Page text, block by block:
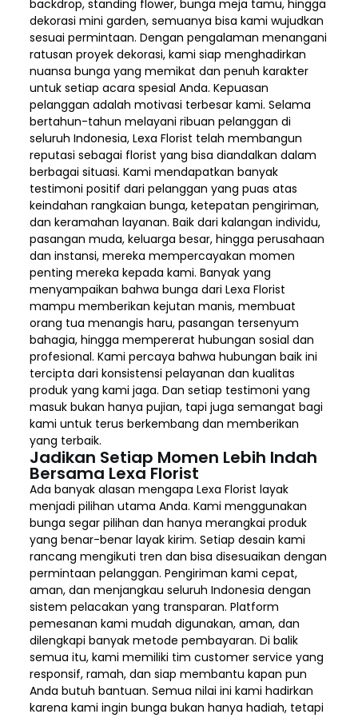
backdrop, standing flower, bunga meja tamu, hingga
dekorasi mini garden, semuanya bisa kami wujudkan
sesuai permintaan. Dengan pengalaman menangani
ratusan proyek dekorasi, kami siap menghadirkan
nuansa bunga yang memikat dan penuh karakter
untuk setiap acara spesial Anda. Kepuasan
pelanggan adalah motivasi terbesar kami. Selama
bertahun-tahun melayani ribuan pelanggan di
seluruh Indonesia, Lexa Florist telah membangun
reputasi sebagai florist yang bisa diandalkan dalam
berbagai situasi. Kami mendapatkan banyak
testimoni positif dari pelanggan yang puas atas
keindahan rangkaian bunga, ketepatan pengiriman,
dan keramahan layanan. Baik dari kalangan individu,
pasangan muda, keluarga besar, hingga perusahaan
dan instansi, mereka mempercayakan momen
penting mereka kepada kami. Banyak yang
menyampaikan bahwa bunga dari Lexa Florist
mampu memberikan kejutan manis, membuat
orang tua menangis haru, pasangan tersenyum
bahagia, hingga mempererat hubungan sosial dan
profesional. Kami percaya bahwa hubungan baik ini
tercipta dari konsistensi pelayanan dan kualitas
produk yang kami jaga. Dan setiap testimoni yang
masuk bukan hanya pujian, tapi juga semangat bagi
kami untuk terus berkembang dan memberikan
yang terbaik.
Jadikan Setiap Momen Lebih Indah
Bersama Lexa Florist
Ada banyak alasan mengapa Lexa Florist layak
menjadi pilihan utama Anda. Kami menggunakan
bunga segar pilihan dan hanya merangkai produk
yang benar-benar layak kirim. Setiap desain kami
rancang mengikuti tren dan bisa disesuaikan dengan
permintaan pelanggan. Pengiriman kami cepat,
aman, dan menjangkau seluruh Indonesia dengan
sistem pelacakan yang transparan. Platform
pemesanan kami mudah digunakan, aman, dan
dilengkapi banyak metode pembayaran. Di balik
semua itu, kami memiliki tim customer service yang
responsif, ramah, dan siap membantu kapan pun
Anda butuh bantuan. Semua nilai ini kami hadirkan
karena kami ingin bunga bukan hanya hadiah, tetapi